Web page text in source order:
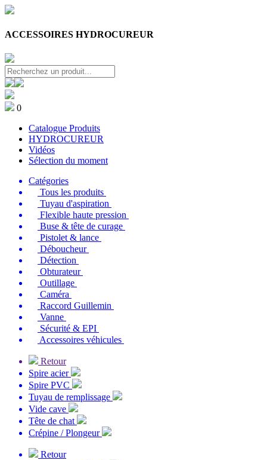
ACCESSOIRES HYDROCUREUR
0
Catalogue Produits
HYDROCUREUR
Vidéos
Sélection du moment
Catégories
Tous les produits
Tuyau d'aspiration
Flexible haute pression
Buse & tête de curage
Pistolet & lance
Déboucheur
Détection
Obturateur
Outillage
Caméra
Raccord Guillemin
Vanne
Sécurité & EPI
Accessoires véhicules
Retour
Spire acier
Spire PVC
Tuyau de remplissage
Vide cave
Tête de chat
Crépine / Plongeur
Retour